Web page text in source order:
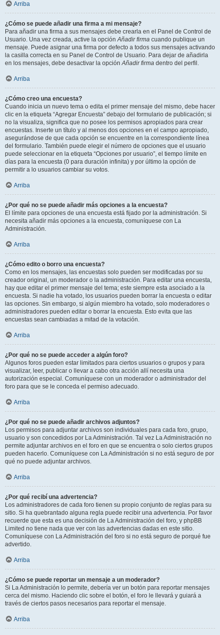
Arriba
¿Cómo se puede añadir una firma a mi mensaje?
Para añadir una firma a sus mensajes debe crearla en el Panel de Control de
Usuario. Una vez creada, active la opciónAñadir firma cuando publique un
mensaje. Puede asignar una firma por defecto a todos sus mensajes activando
la casilla correcta en su Panel de Control de Usuario. Para dejar de añadirla
en los mensajes, debe desactivar la opciónAñadir firma dentro del perfil.
Arriba
¿Cómo creo una encuesta?
Cuando inicia un nuevo tema o edita el primer mensaje del mismo, debe hacer
clic en la etiqueta “Agregar Encuesta” debajo del formulario de publicación; si
no la visualiza, significa que no posee los permisos apropiados para crear
encuestas. Inserte un título y al menos dos opciones en el campo apropiado,
asegurándose de que cada opción se encuentre en la correspondiente línea
del formulario. También puede elegir el número de opciones que el usuario
puede seleccionar en la etiqueta “Opciones por usuario”, el tiempo límite en
días para la encuesta (0 para duración infinita) y por último la opción de
permitir a lo usuarios cambiar su votos.
Arriba
¿Por qué no se puede añadir más opciones a la encuesta?
El límite para opciones de una encuesta está fijado por la administración. Si
necesita añadir más opciones a la encuesta, comuníquese con La
Administración.
Arriba
¿Cómo edito o borro una encuesta?
Como en los mensajes, las encuestas solo pueden ser modificadas por su
creador original, un moderador o la administración. Para editar una encuesta,
hay que editar el primer mensaje del tema; este siempre esta asociado a la
encuesta. Si nadie ha votado, los usuarios pueden borrar la encuesta o editar
las opciones. Sin embargo, si algún miembro ha votado, solo moderadores o
administradores pueden editar o borrar la encuesta. Esto evita que las
encuestas sean cambiadas a mitad de la votación.
Arriba
¿Por qué no se puede acceder a algún foro?
Algunos foros pueden estar limitados para ciertos usuarios o grupos y para
visualizar, leer, publicar o llevar a cabo otra acción allí necesita una
autorización especial. Comuníquese con un moderador o administrador del
foro para que se le conceda el permiso adecuado.
Arriba
¿Por qué no se puede añadir archivos adjuntos?
Los permisos para adjuntar archivos son individuales para cada foro, grupo,
usuario y son concedidos por La Administración. Tal vez La Administración no
permite adjuntar archivos en el foro en que se encuentra o solo ciertos grupos
pueden hacerlo. Comuníquese con La Administración si no está seguro de por
qué no puede adjuntar archivos.
Arriba
¿Por qué recibí una advertencia?
Los administradores de cada foro tienen su propio conjunto de reglas para su
sitio. Si ha quebrantado alguna regla puede recibir una advertencia. Por favor
recuerde que esta es una decisión de La Administración del foro, y phpBB
Limited no tiene nada que ver con las advertencias dadas en este sitio.
Comuníquese con La Administración del foro si no está seguro de porqué fue
advertido.
Arriba
¿Cómo se puede reportar un mensaje a un moderador?
Si La Administración lo permite, debería ver un botón para reportar mensajes
cerca del mismo. Haciendo clic sobre el botón, el foro le llevará y guiará a
través de ciertos pasos necesarios para reportar el mensaje.
Arriba